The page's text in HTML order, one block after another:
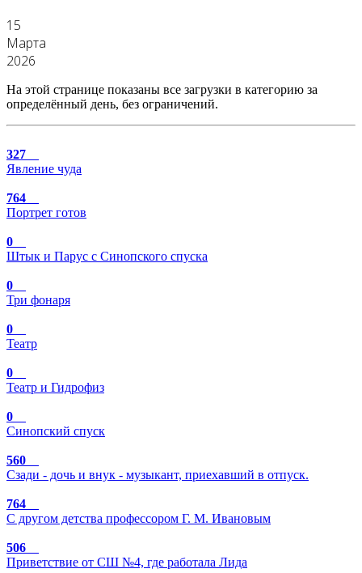
15
Марта
2026
На этой странице показаны все загрузки в категорию за
определённый день, без ограничений.
327
Явление чуда
764
Портрет готов
0
Штык и Парус с Синопского спуска
0
Три фонаря
0
Театр
0
Театр и Гидрофиз
0
Синопский спуск
560
Сзади - дочь и внук - музыкант, приехавший в отпуск.
764
С другом детства профессором Г. М. Ивановым
506
Приветствие от СШ №4, где работала Лида